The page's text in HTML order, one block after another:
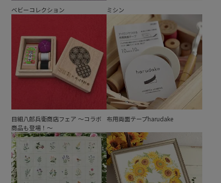
ベビーコレクション ミシン
目細八郎兵衛商店フェア ～コラボ
商品も登場！～
布用両面テープharudake